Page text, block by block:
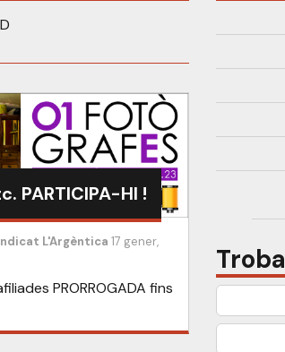
PARTICIPA-HI !
L'Argèntica 17 gener,
PRORROGADA fins
Troba
Cerca: